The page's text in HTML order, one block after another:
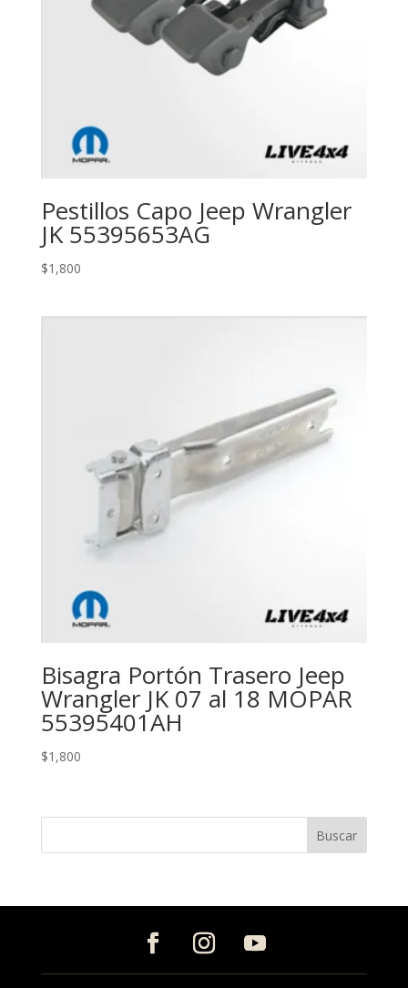
Pestillos Capo Jeep Wrangler
JK 55395653AG
$1,800
Bisagra Portón Trasero Jeep
Wrangler JK 07 al 18 MOPAR
55395401AH
$1,800